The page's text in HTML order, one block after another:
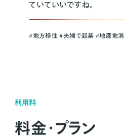
ていていいですね。
#地方移住 #夫婦で起業 #地産地消
利用料
料金・プラン